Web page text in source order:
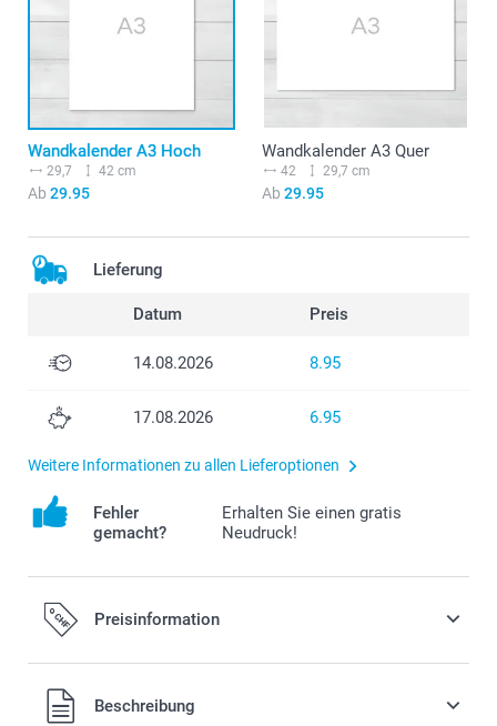
Wandkalender A3 Hoch
29,7 42 cm
Ab 29.95
Wandkalender A3 Quer
42 29,7 cm
Ab 29.95
Lieferung
Datum Preis
14.08.2026 8.95
17.08.2026 6.95
Weitere Informationen zu allen Lieferoptionen
Fehler
gemacht?
Erhalten Sie einen gratis
Neudruck!
Preisinformation
Alle Preise verstehen sich in Schweizer Franken (CHF) inkl.
MwSt. und zzgl. Versandkosten.
Beschreibung